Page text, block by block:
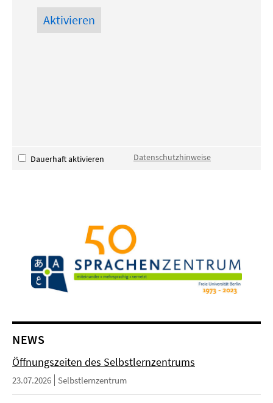
Dauerhaft aktivieren Datenschutzhinweise
NEWS
Öffnungszeiten des Selbstlernzentrums
23.07.2026 Selbstlernzentrum